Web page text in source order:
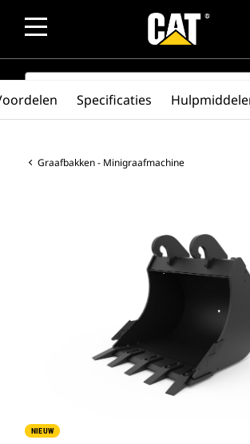
SEARCH
Graafbakken - Minigraafmachine
NIEUW
Specificaties